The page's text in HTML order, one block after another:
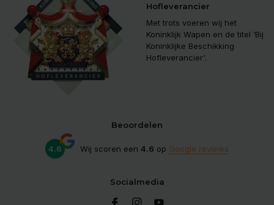
Hofleverancier
Met trots voeren wij het
Koninklijk Wapen en de titel ‘Bij
Koninklijke Beschikking
Hofleverancier'.
Beoordelen
4.6 Wij scoren een 4.6 op Google reviews
Socialmedia